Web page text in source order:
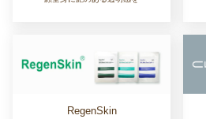
RegenSkin